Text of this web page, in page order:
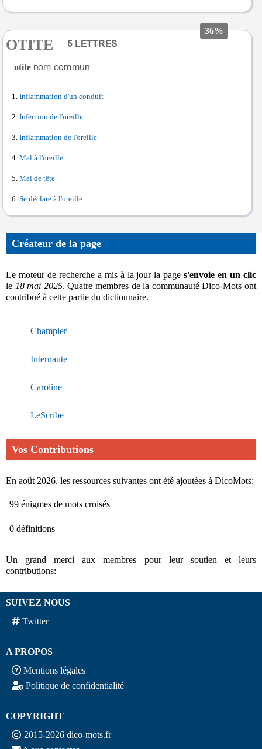
36%
OTITE
otite
Inflammation d'un conduit
Infection de l'oreille
Inflammation de l'oreille
Mal à l'oreille
Mal de tête
Se déclare à l'oreille
Créateur de la page
Le moteur de recherche a mis à la jour la pages'envoie en un clic
le 18 mai 2025. Quatre membres de la communauté Dico-Mots ont
contribué à cette partie du dictionnaire.
Champier
Internaute
Caroline
LeScribe
Vos Contributions
En août 2026, les ressources suivantes ont été ajoutées à DicoMots:
99 énigmes de mots croisés
0 définitions
Un grand merci aux membres pour leur soutien et leurs
contributions:
SUIVEZ NOUS
Twitter
A PROPOS
Mentions légales
Politique de confidentialité
COPYRIGHT
2015-2026 dico-mots.fr